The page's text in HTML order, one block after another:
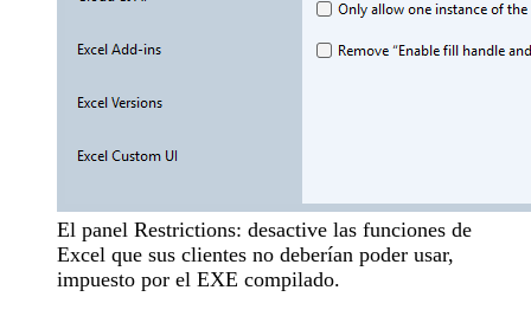
El panel Restrictions: desactive las funciones de
Excel que sus clientes no deberían poder usar,
impuesto por el EXE compilado.